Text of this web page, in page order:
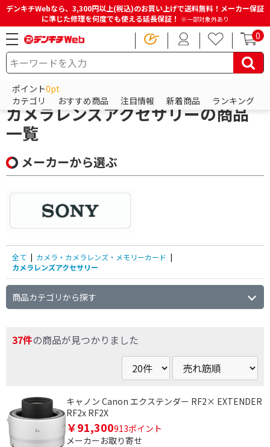
デンキチWebなら、3,300円以上(税込)のお買い上げで送料無料！メーカー保証
に準じた修理を何度でも使える延長保証！ ※一部対象外あり
0
ポイント0pt
カテゴリ
おすすめ商品 注目情報 新着商品 ランキング
HOME 商品一覧ページ
カメラレンズアクセサリー
カメラレンズアクセサリーの商品
一覧
メーカーから選ぶ
全て | カメラ・カメラレンズ・メモリーカード |
カメラレンズアクセサリー
商品カテゴリから探す
37件の商品が見つかりました
キャノン Canon エクステンダー RF2× EXTENDER
RF2x RF2X
￥91,300913ポイント
メーカーお取り寄せ